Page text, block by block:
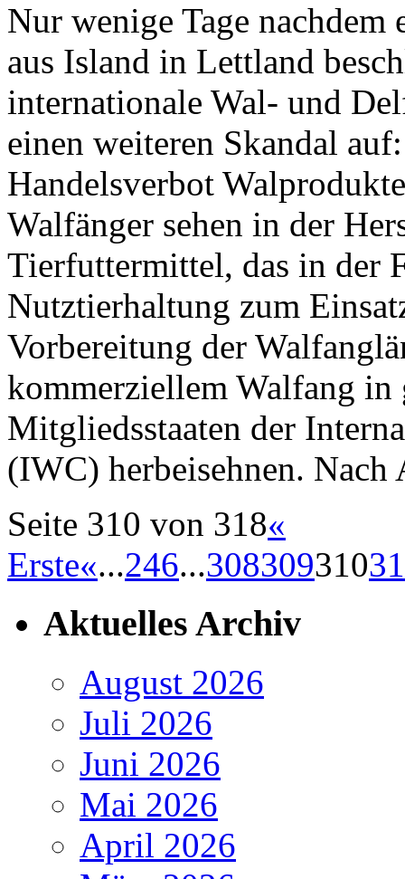
Nur wenige Tage
aus Island in Lettland
internationale Wal- und
einen weiteren Skandal
Handelsverbot
Walfänger sehen in der
Tierfuttermittel, das in der
Nutztierhaltung zum
Vorbereitung der
kommerziellem Walfang
Mitgliedsstaaten der
(IWC) herbeisehnen.
Seite 310 von 318«
Erste«...246...308309310
Aktuelles Archiv
August 2026
Juli 2026
Juni 2026
Mai 2026
April 2026